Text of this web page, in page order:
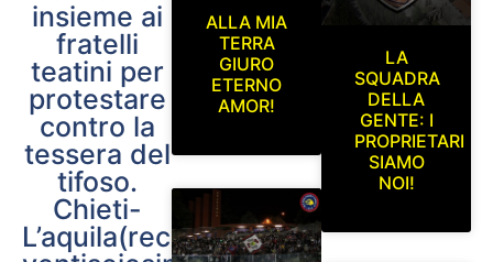
insieme ai
fratelli
teatini per
protestare
contro la
tessera del
tifoso.
Chieti-
L’aquila(recupero
ALLA MIA
TERRA
GIURO
ETERNO
AMOR!
LA
SQUADRA
DELLA
GENTE: I
PROPRIETARI
SIAMO
NOI!